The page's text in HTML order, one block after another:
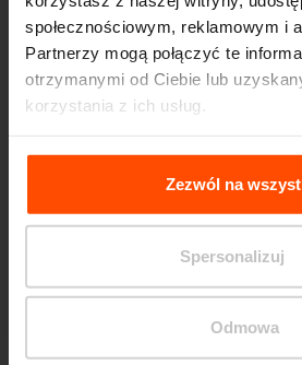
społecznościowym, reklamowym i
Partnerzy mogą połączyć te
otrzymanymi od Ciebie lub
korzystania z ich usług.
Więcej informacji można znaleźć
Relating to the Processing
Zezwól na
Spersonalizuj
Odmowa
Seattle – Popup park